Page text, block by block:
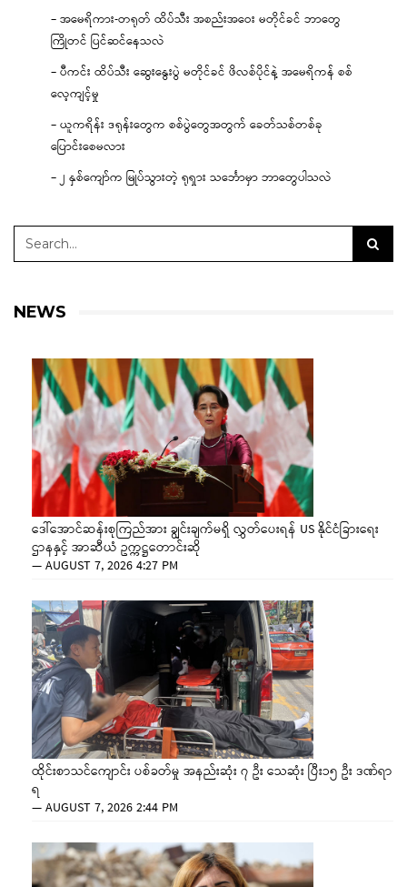
– အမေရိကား-တရုတ် ထိပ်သီး အစည်းအဝေး မတိုင်ခင် ဘာတွေ
ကြိုတင် ပြင်ဆင်နေသလဲ
– ပီကင်း ထိပ်သီး ဆွေးနွေးပွဲ မတိုင်ခင် ဖိလစ်ပိုင်နဲ့ အမေရိကန် စစ်
လေ့ကျင့်မှု
– ယူကရိန်း ဒရုန်းတွေက စစ်ပွဲတွေအတွက် ခေတ်သစ်တစ်ခု
ပြောင်းစေမလား
– ၂ နှစ်ကျော်က မြုပ်သွားတဲ့ ရုရှား သင်္ဘောမှာ ဘာတွေပါသလဲ
NEWS
ဒေါ်အောင်ဆန်းစုကြည်အား ချွင်းချက်မရှိ လွှတ်ပေးရန် US နိုင်ငံခြားရေး
ဌာနနှင့် အာဆီယံ ဥက္ကဋ္ဌတောင်းဆို
—AUGUST 7, 2026 4:27 PM
ထိုင်းစာသင်ကျောင်း ပစ်ခတ်မှု အနည်းဆုံး ၇ ဦး သေဆုံး ပြီး၁၅ ဦး ဒဏ်ရာ
ရ
—AUGUST 7, 2026 2:44 PM